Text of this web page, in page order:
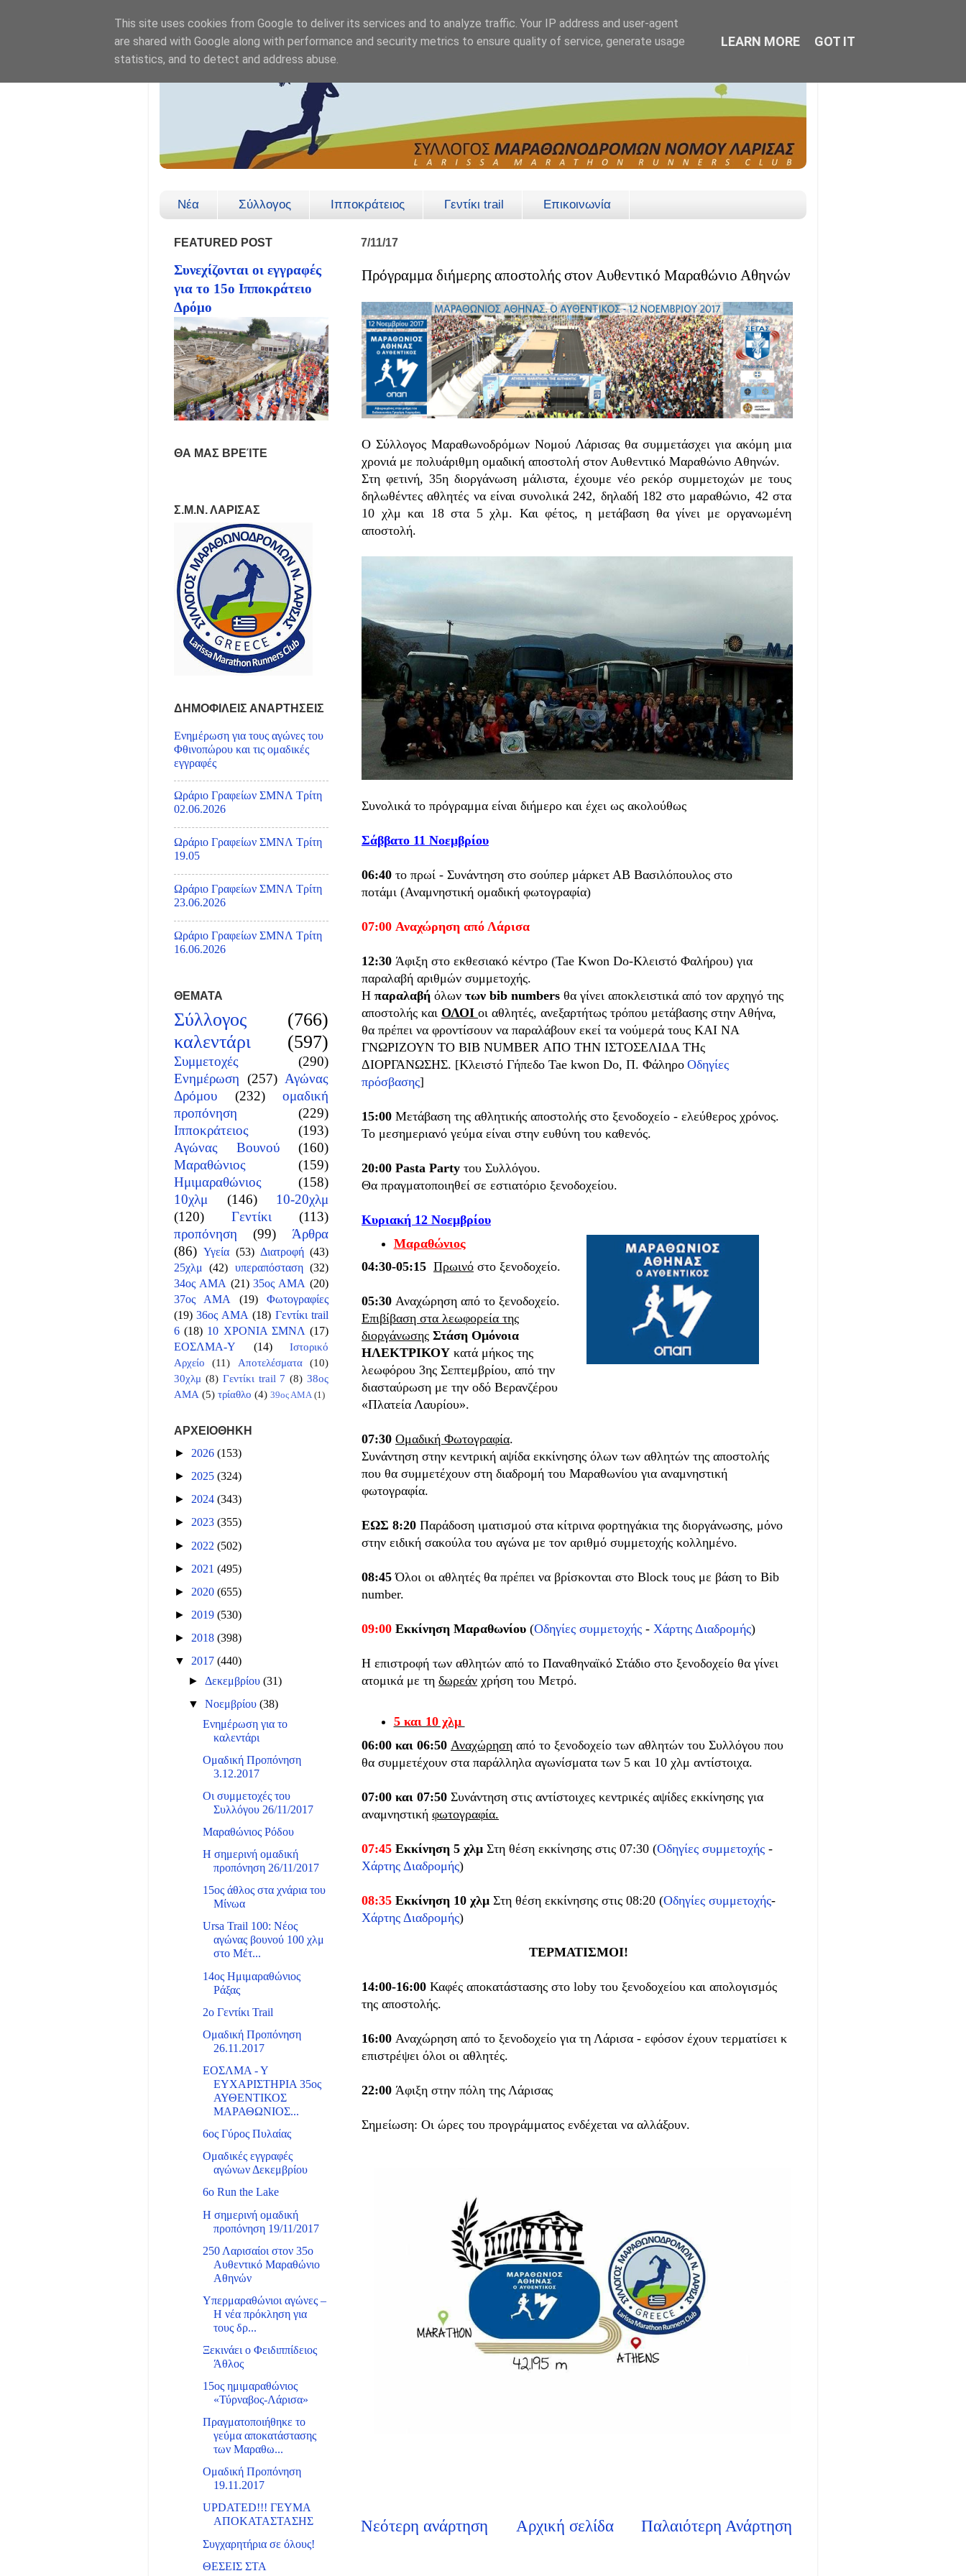
Νέα Σύλλογος Ιπποκράτειος Γεντίκι trail Επικοινωνία
7/11/17
Πρόγραμμα διήμερης αποστολής στον Αυθεντικό Μαραθώνιο Αθηνών
Ο Σύλλογος Μαραθωνοδρόμων Νομού Λάρισας θα συμμετάσχει για ακόμη μια
χρονιά με πολυάριθμη ομαδική αποστολή στον Αυθεντικό Μαραθώνιο Αθηνών.
Στη φετινή, 35η διοργάνωση μάλιστα, έχουμε νέο ρεκόρ συμμετοχών με τους
δηλωθέντες αθλητές να είναι συνολικά 242, δηλαδή 182 στο μαραθώνιο, 42 στα
10 χλμ και 18 στα 5 χλμ. Και φέτος, η μετάβαση θα γίνει με οργανωμένη
αποστολή.
Συνολικά το πρόγραμμα είναι διήμερο και έχει ως ακολούθως
Σάββατο 11 Νοεμβρίου
06:40 το πρωί - Συνάντηση στο σούπερ μάρκετ ΑΒ Βασιλόπουλος στο
ποτάμι (Αναμνηστική ομαδική φωτογραφία)
07:00 Αναχώρηση από Λάρισα
12:30 Άφιξη στο εκθεσιακό κέντρο (Tae Kwon Do-Κλειστό Φαλήρου) για
παραλαβή αριθμών συμμετοχής.
Η παραλαβή όλων των bib numbers θα γίνει αποκλειστικά από τον αρχηγό της
αποστολής και ΟΛΟΙ οι αθλητές, ανεξαρτήτως τρόπου μετάβασης στην Αθήνα,
θα πρέπει να φροντίσουν να παραλάβουν εκεί τα νούμερά τους ΚΑΙ ΝΑ
ΓΝΩΡΙΖΟΥΝ ΤΟ BIB NUMBER ΑΠΟ ΤΗΝ ΙΣΤΟΣΕΛΙΔΑ ΤΗς
ΔΙΟΡΓΑΝΩΣΗΣ. [Κλειστό Γήπεδο Tae kwon Do, Π. Φάληρο Οδηγίες
πρόσβασης]
15:00 Μετάβαση της αθλητικής αποστολής στο ξενοδοχείο - ελεύθερος χρόνος.
Το μεσημεριανό γεύμα είναι στην ευθύνη του καθενός.
20:00 Pasta Party του Συλλόγου.
Θα πραγματοποιηθεί σε εστιατόριο ξενοδοχείου.
Κυριακή 12 Νοεμβρίου
Μαραθώνιος
04:30-05:15 Πρωινό στο ξενοδοχείο.
05:30 Αναχώρηση από το ξενοδοχείο.
Επιβίβαση στα λεωφορεία της
διοργάνωσης Στάση Ομόνοια
ΗΛΕΚΤΡΙΚΟΥ κατά μήκος της
λεωφόρου 3ης Σεπτεμβρίου, από την
διασταύρωση με την οδό Βερανζέρου
«Πλατεία Λαυρίου».
07:30 Ομαδική Φωτογραφία.
Συνάντηση στην κεντρική αψίδα εκκίνησης όλων των αθλητών της αποστολής
που θα συμμετέχουν στη διαδρομή του Μαραθωνίου για αναμνηστική
φωτογραφία.
ΕΩΣ 8:20 Παράδοση ιματισμού στα κίτρινα φορτηγάκια της διοργάνωσης, μόνο
στην ειδική σακούλα του αγώνα με τον αριθμό συμμετοχής κολλημένο.
08:45Όλοι οι αθλητές θα πρέπει να βρίσκονται στο Block τους με βάση το Bib
number.
09:00 Εκκίνηση Μαραθωνίου (Οδηγίες συμμετοχής - Χάρτης Διαδρομής)
Η επιστροφή των αθλητών από το Παναθηναϊκό Στάδιο στο ξενοδοχείο θα γίνει
ατομικά με τη δωρεάν χρήση του Μετρό.
5 και 10 χλμ
06:00 και 06:50 Αναχώρηση από το ξενοδοχείο των αθλητών του Συλλόγου που
θα συμμετέχουν στα παράλληλα αγωνίσματα των 5 και 10 χλμ αντίστοιχα.
07:00 και 07:50 Συνάντηση στις αντίστοιχες κεντρικές αψίδες εκκίνησης για
αναμνηστική φωτογραφία.
07:45 Εκκίνηση 5 χλμ Στη θέση εκκίνησης στις 07:30 (Οδηγίες συμμετοχής -
Χάρτης Διαδρομής)
08:35 Εκκίνηση 10 χλμ Στη θέση εκκίνησης στις 08:20 (Οδηγίες συμμετοχής-
Χάρτης Διαδρομής)
ΤΕΡΜΑΤΙΣΜΟΙ!
14:00-16:00 Καφές αποκατάστασης στο loby του ξενοδοχείου και απολογισμός
της αποστολής.
16:00 Αναχώρηση από το ξενοδοχείο για τη Λάρισα - εφόσον έχουν τερματίσει κ
επιστρέψει όλοι οι αθλητές.
22:00 Άφιξη στην πόλη της Λάρισας
Σημείωση: Οι ώρες του προγράμματος ενδέχεται να αλλάξουν.
Νεότερη ανάρτηση Παλαιότερη Ανάρτηση
Αρχική σελίδα
FEATURED POST
Συνεχίζονται οι εγγραφές
για το 15ο Ιπποκράτειο
Δρόμο
ΘΑ ΜΑΣ ΒΡΕΊΤΕ
Σ.Μ.Ν. ΛΑΡΙΣΑΣ
ΔΗΜΟΦΙΛΕΙΣ ΑΝΑΡΤΗΣΕΙΣ
Ενημέρωση για τους αγώνες του
Φθινοπώρου και τις ομαδικές
εγγραφές
Ωράριο Γραφείων ΣΜΝΛ Τρίτη
02.06.2026
Ωράριο Γραφείων ΣΜΝΛ Τρίτη
19.05
Ωράριο Γραφείων ΣΜΝΛ Τρίτη
23.06.2026
Ωράριο Γραφείων ΣΜΝΛ Τρίτη
16.06.2026
ΘΕΜΑΤΑ
Σύλλογος
(766)
καλεντάρι
(597)
Συμμετοχές
(290)
Ενημέρωση (257) Αγώνας
Δρόμου
(232)
ομαδική
προπόνηση
(229)
Ιπποκράτειος
(193)
Αγώνας Βουνού
(160)
Μαραθώνιος
(159)
Ημιμαραθώνιος
(158)
10χλμ
(146)
10-20χλμ
(120)
Γεντίκι
(113)
προπόνηση
(99)
Άρθρα
(86) Υγεία (53) Διατροφή (43)
25χλμ (42) υπεραπόσταση (32)
34ος ΑΜΑ (21) 35ος ΑΜΑ (20)
37ος ΑΜΑ
(19)
Φωτογραφίες
(19) 36ος ΑΜΑ (18) Γεντίκι trail
6 (18) 10 ΧΡΟΝΙΑ ΣΜΝΛ (17)
ΕΟΣΛΜΑ-Υ
(14)
Ιστορικό
Αρχείο
(11) Αποτελέσματα
(10)
30χλμ (8) Γεντίκι trail 7 (8) 38ος
ΑΜΑ (5) τρίαθλο (4) 39ος ΑΜΑ (1)
ΑΡΧΕΙΟΘΗΚΗ
► 2026 (153)
► 2025 (324)
► 2024 (343)
► 2023 (355)
► 2022 (502)
► 2021 (495)
► 2020 (655)
► 2019 (530)
► 2018 (398)
▼ 2017 (440)
► Δεκεμβρίου(31)
▼Νοεμβρίου(38)
Ενημέρωση για το
καλεντάρι
Ομαδική Προπόνηση
3.12.2017
Οι συμμετοχές του
Συλλόγου 26/11/2017
Μαραθώνιος Ρόδου
Η σημερινή ομαδική
προπόνηση 26/11/2017
15ος άθλος στα χνάρια του
Μίνωα
Ursa Trail 100: Νέος
αγώνας βουνού 100 χλμ
στο Μέτ...
14ος Ημιμαραθώνιος
Ράξας
2ο Γεντίκι Trail
Ομαδική Προπόνηση
26.11.2017
ΕΟΣΛΜΑ - Υ
ΕΥΧΑΡΙΣΤΗΡΙΑ 35ος
ΑΥΘΕΝΤΙΚΟΣ
ΜΑΡΑΘΩΝΙΟΣ...
6ος Γύρος Πυλαίας
Ομαδικές εγγραφές
αγώνων Δεκεμβρίου
6o Run the Lake
Η σημερινή ομαδική
προπόνηση 19/11/2017
250 Λαρισαίοι στον 35ο
Αυθεντικό Μαραθώνιο
Αθηνών
Υπερμαραθώνιοι αγώνες –
Η νέα πρόκληση για
τους δρ...
Ξεκινάει ο Φειδιππίδειος
Άθλος
15ος ημιμαραθώνιος
«Τύρναβος-Λάρισα»
Πραγματοποιήθηκε το
γεύμα αποκατάστασης
των Μαραθω...
Ομαδική Προπόνηση
19.11.2017
UPDATED!!! ΓΕΥΜΑ
ΑΠΟΚΑΤΑΣΤΑΣΗΣ
Συγχαρητήρια σε όλους!
ΘΕΣΕΙΣ ΣΤΑ
This site uses cookies from Google to deliver its services and to analyze traffic. Your IP address and user-agent
are shared with Google along with performance and security metrics to ensure quality of service, generate usage
statistics, and to detect and address abuse.
LEARN MORE GOT IT